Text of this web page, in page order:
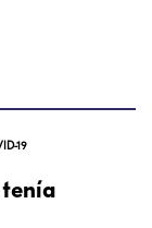
19
tenía